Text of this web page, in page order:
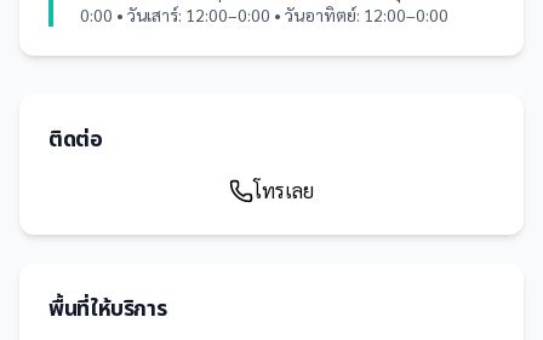
0:00 • วันเสาร์: 12:00–0:00 • วันอาทิตย์: 12:00–0:00
ติดต่อ
โทรเลย
พื้นที่ให้บริการ